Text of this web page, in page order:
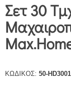
Σετ 30
ΚΩΔΙΚΟΣ: 50-